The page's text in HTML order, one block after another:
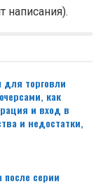
написания).
торговли
как
и вход в
и недостатки,
после серии